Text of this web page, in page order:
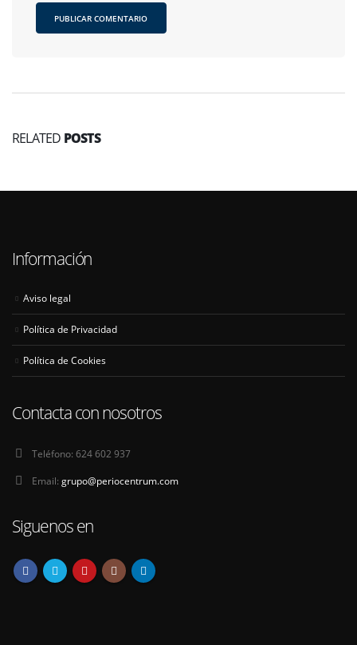
RELATED POSTS
Información
Aviso legal
Política de Privacidad
Política de Cookies
Contacta con nosotros
Teléfono: 624 602 937
Email: grupo@periocentrum.com
Siguenos en